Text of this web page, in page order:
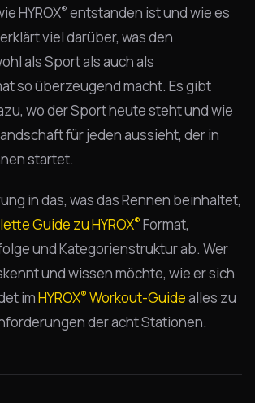
HYROX® entstanden ist und wie es
viel darüber, was den
als Sport als auch als
so überzeugend macht. Es gibt
wo der Sport heute steht und wie
für jeden aussieht, der in
startet.
in das, was das Rennen beinhaltet,
Guide zu HYROX® Format,
und Kategorienstruktur ab. Wer
und wissen möchte, wie er sich
imHYROX® Workout-Guidealles zu
der acht Stationen.